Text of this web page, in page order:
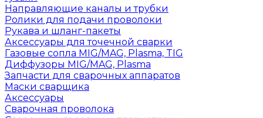
Направляющие каналы и трубки
Ролики для подачи проволоки
Рукава и шланг-пакеты
Аксессуары для точечной сварки
Газовые сопла MIG/MAG, Plasma, TIG
Диффузоры MIG/MAG, Plasma
Запчасти для сварочных аппаратов
Маски сварщика
Аксессуары
Сварочная проволока